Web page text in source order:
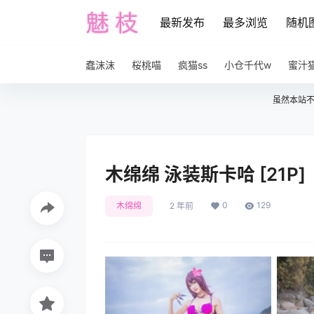
最新发布 最多浏览 随机
蠢沫沫 桜桃喵 疯猫ss 小仓千代w 蜜汁
虽然本站
木绵绵 泳装斯卡哈 [21P]
木绵绵 2 年前 0 129